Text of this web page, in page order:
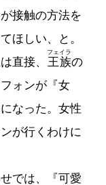
接触の方法を
ほしい、と。
直接、 王族
フェイラ
の
ォンが『女
なった。女性
が行くわけに
では、『可愛